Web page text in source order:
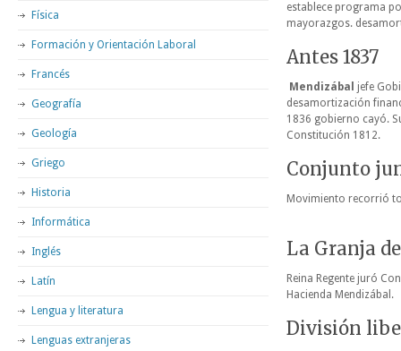
establece programa
mayorazgos.
Antes 1837
Mendizábal
jefe
desamortización
1836 gobierno cayó.
Constitución 1812.
Conjunto
Movimiento recorrió
La Granja
Reina Regente juró
Hacienda Mendizábal.
División
Física
Formación y Orientación Laboral
Francés
Geografía
Geología
Griego
Historia
Informática
Inglés
Latín
Lengua y literatura
Lenguas extranjeras